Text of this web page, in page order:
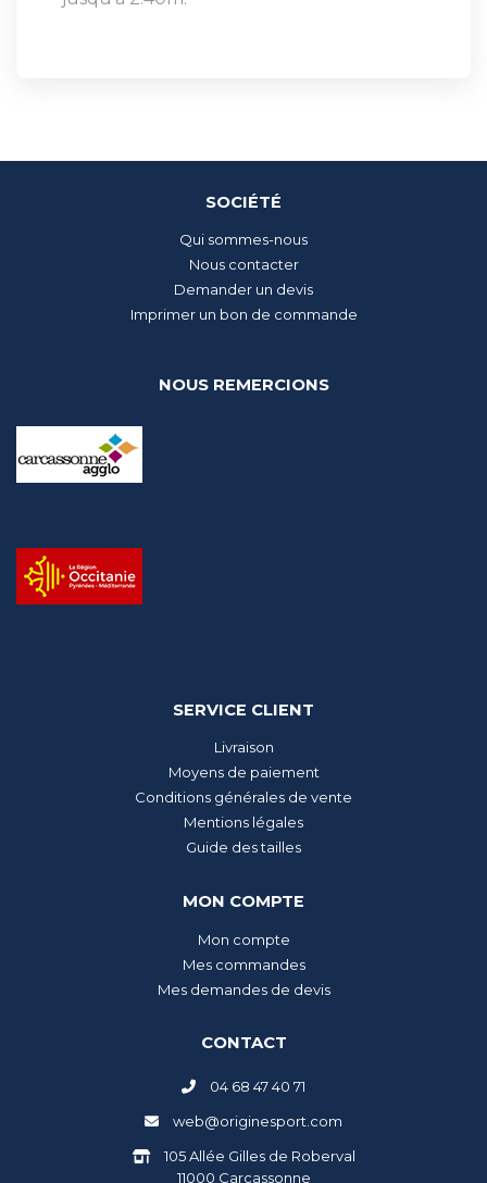
SOCIÉTÉ
Qui sommes-nous
Nous contacter
Demander un devis
Imprimer un bon de commande
NOUS REMERCIONS
SERVICE CLIENT
Livraison
Moyens de paiement
Conditions générales de vente
Mentions légales
Guide des tailles
MON COMPTE
Mon compte
Mes commandes
Mes demandes de devis
CONTACT
04 68 47 40 71
web@originesport.com
105 Allée Gilles de Roberval
11000 Carcassonne